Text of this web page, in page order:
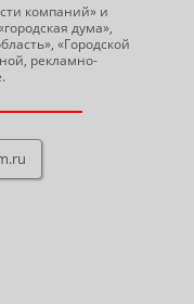
компаний» и
дума»,
«Городской
рекламно-